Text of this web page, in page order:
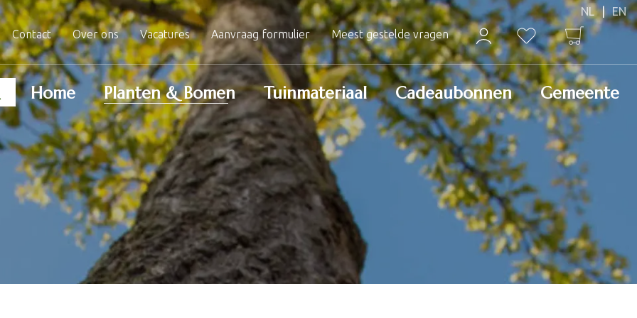
Contact Over ons Vacatures Aanvraag formulier Meest gestelde vragen
Home Planten & Bomen Tuinmateriaal Cadeaubonnen Gemeente